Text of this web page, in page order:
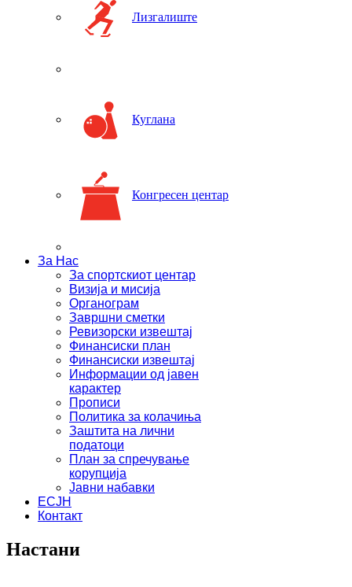
Лизгалиште
Куглана
Конгресен центар
За Нас
За спортскиот центар
Визија и мисија
Органограм
Завршни сметки
Ревизорски извештај
Финансиски план
Финансиски извештај
Информации од јавен
карактер
Прописи
Политика за колачиња
Заштита на лични
податоци
План за спречување
корупција
Јавни набавки
ЕСЈН
Контакт
Настани